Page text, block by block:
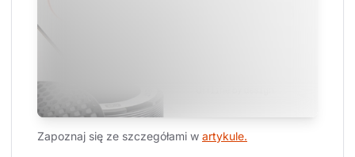
Zapoznaj się ze szczegółami w artykule.